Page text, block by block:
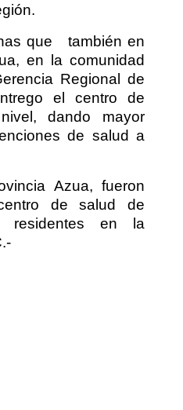
que
también en
en la comunidad
Regional de
el centro de
dando mayor
de salud a
Azua, fueron
de salud de
residentes en la